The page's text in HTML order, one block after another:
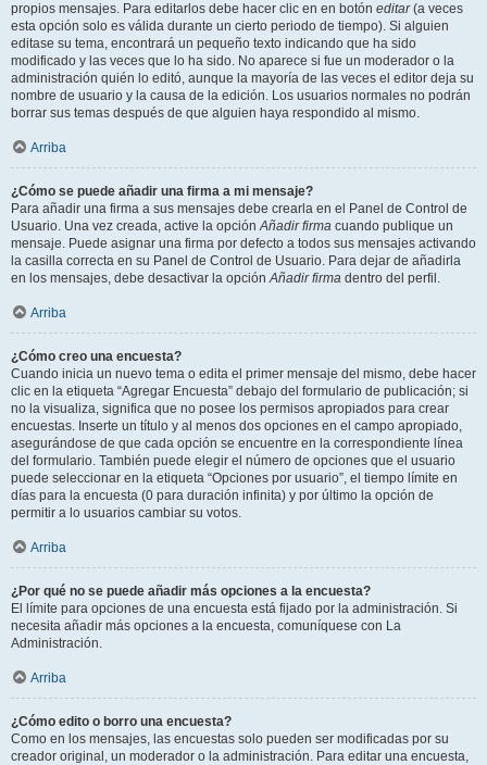
propios mensajes. Para editarlos debe hacer clic en en botón editar(a veces
esta opción solo es válida durante un cierto periodo de tiempo). Si alguien
editase su tema, encontrará un pequeño texto indicando que ha sido
modificado y las veces que lo ha sido. No aparece si fue un moderador o la
administración quién lo editó, aunque la mayoría de las veces el editor deja su
nombre de usuario y la causa de la edición. Los usuarios normales no podrán
borrar sus temas después de que alguien haya respondido al mismo.
Arriba
¿Cómo se puede añadir una firma a mi mensaje?
Para añadir una firma a sus mensajes debe crearla en el Panel de Control de
Usuario. Una vez creada, active la opciónAñadir firma cuando publique un
mensaje. Puede asignar una firma por defecto a todos sus mensajes activando
la casilla correcta en su Panel de Control de Usuario. Para dejar de añadirla
en los mensajes, debe desactivar la opciónAñadir firma dentro del perfil.
Arriba
¿Cómo creo una encuesta?
Cuando inicia un nuevo tema o edita el primer mensaje del mismo, debe hacer
clic en la etiqueta “Agregar Encuesta” debajo del formulario de publicación; si
no la visualiza, significa que no posee los permisos apropiados para crear
encuestas. Inserte un título y al menos dos opciones en el campo apropiado,
asegurándose de que cada opción se encuentre en la correspondiente línea
del formulario. También puede elegir el número de opciones que el usuario
puede seleccionar en la etiqueta “Opciones por usuario”, el tiempo límite en
días para la encuesta (0 para duración infinita) y por último la opción de
permitir a lo usuarios cambiar su votos.
Arriba
¿Por qué no se puede añadir más opciones a la encuesta?
El límite para opciones de una encuesta está fijado por la administración. Si
necesita añadir más opciones a la encuesta, comuníquese con La
Administración.
Arriba
¿Cómo edito o borro una encuesta?
Como en los mensajes, las encuestas solo pueden ser modificadas por su
creador original, un moderador o la administración. Para editar una encuesta,